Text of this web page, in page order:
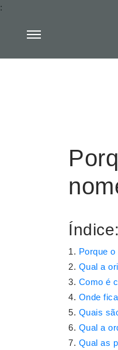
:
Índice:
Porque
Qual a
Como é
Onde
Quais
Qual a
Qual as